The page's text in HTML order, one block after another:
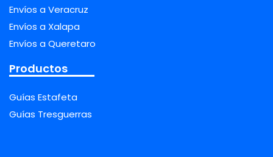
Envíos a Veracruz
Envíos a Xalapa
Envíos a Queretaro
Productos
Guías Estafeta
Guías Tresguerras